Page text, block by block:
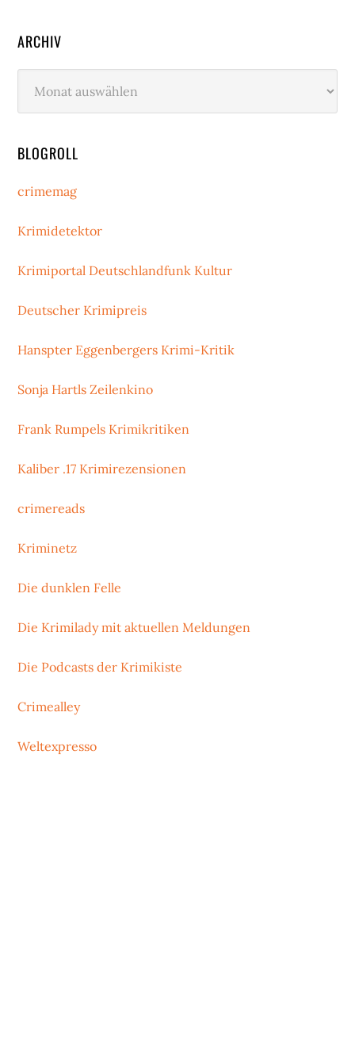
ARCHIV
BLOGROLL
crimemag
Krimidetektor
Krimiportal Deutschlandfunk Kultur
Deutscher Krimipreis
Hanspter Eggenbergers Krimi-Kritik
Sonja Hartls Zeilenkino
Frank Rumpels Krimikritiken
Kaliber .17 Krimirezensionen
crimereads
Kriminetz
Die dunklen Felle
Die Krimilady mit aktuellen Meldungen
Die Podcasts der Krimikiste
Crimealley
Weltexpresso